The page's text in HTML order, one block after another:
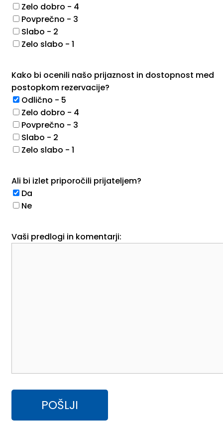
Zelo dobro - 4
Povprečno - 3
Slabo - 2
Zelo slabo - 1
Kako bi ocenili našo prijaznost in dostopnost med
postopkom rezervacije?
Odlično - 5
Zelo dobro - 4
Povprečno - 3
Slabo - 2
Zelo slabo - 1
Ali bi izlet priporočili prijateljem?
Da
Ne
Vaši predlogi in komentarji: